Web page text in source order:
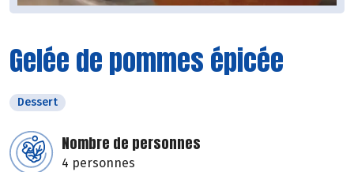
Gelée de pommes épicée
Dessert
Nombre de personnes
4 personnes